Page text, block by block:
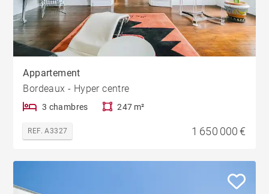
Appartement
Bordeaux - Hyper centre
3 chambres 247 m²
REF. A3327 1 650 000 €